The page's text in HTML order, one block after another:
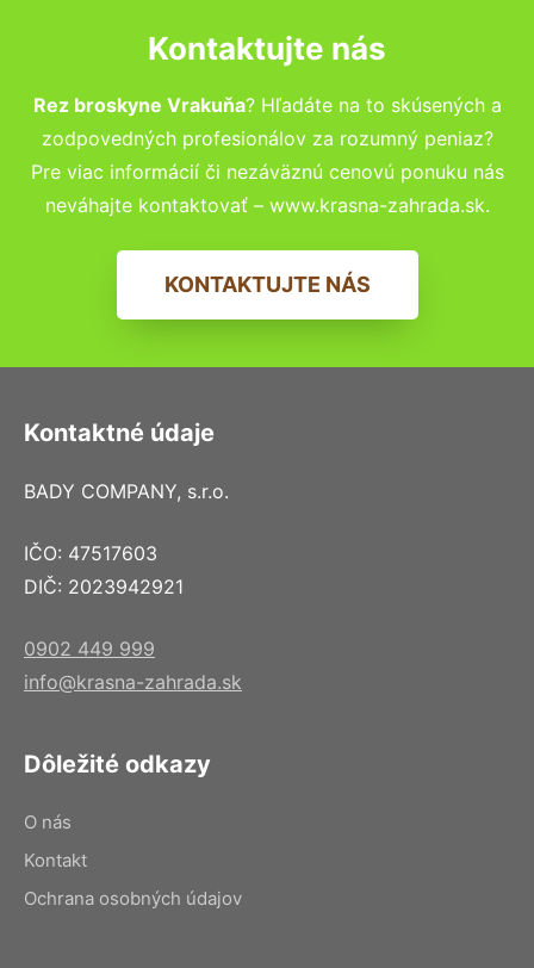
Kontaktujte nás
Rez broskyne Vrakuňa? Hľadáte na to skúsených a
zodpovedných profesionálov za rozumný peniaz?
Pre viac informácií či nezáväznú cenovú ponuku nás
neváhajte kontaktovať – www.krasna-zahrada.sk.
KONTAKTUJTE NÁS
Kontaktné údaje
BADY COMPANY, s.r.o.
IČO: 47517603
DIČ: 2023942921
0902 449 999
info@krasna-zahrada.sk
Dôležité odkazy
O nás
Kontakt
Ochrana osobných údajov